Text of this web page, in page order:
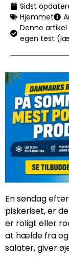
Sidst
Hjemmet
Denne
egen test
En søndag
piskeriset, er
er roligt eller
at hælde fra og
salater, giver